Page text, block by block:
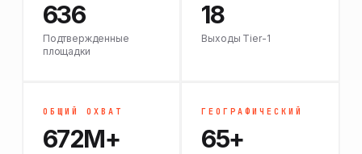
636
Подтвержденные
площадки
18
Выходы Tier-1
ОБЩИЙ ОХВАТ
672M+
ГЕОГРАФИЧЕСКИЙ
65+